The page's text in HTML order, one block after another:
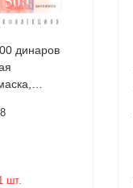
динаров
шт.